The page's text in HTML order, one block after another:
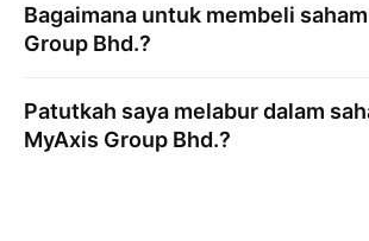
Bagaimana untuk membeli saham
Group Bhd.?
Patutkah saya melabur dalam
MyAxis Group Bhd.?